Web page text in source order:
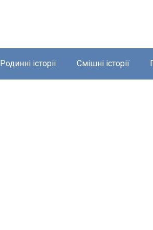
Родинні історії Смішні історії